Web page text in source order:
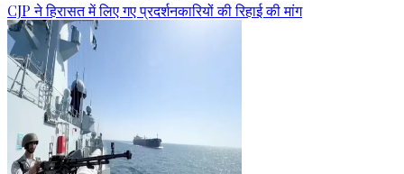
CJP ने हिरासत में लिए गए प्रदर्शनकारियों की रिहाई की मांग